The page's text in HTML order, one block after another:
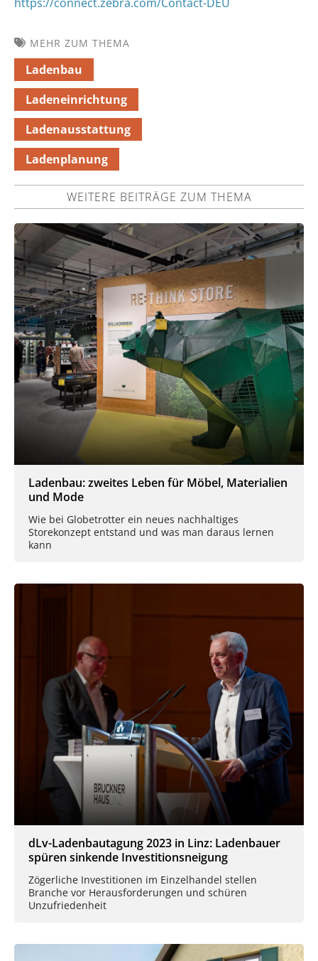
MEHR ZUM THEMA
Ladenbau
Ladeneinrichtung
Ladenausstattung
Ladenplanung
WEITERE BEITRÄGE ZUM THEMA
Ladenbau: zweites Leben für Möbel, Materialien
und Mode
Wie bei Globetrotter ein neues nachhaltiges
Storekonzept entstand und was man daraus lernen
kann
dLv-Ladenbautagung 2023 in Linz: Ladenbauer
spüren sinkende Investitionsneigung
Zögerliche Investitionen im Einzelhandel stellen
Branche vor Herausforderungen und schüren
Unzufriedenheit